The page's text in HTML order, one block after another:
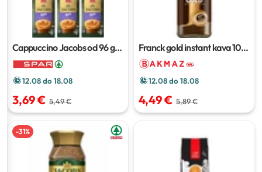
Cappuccino Jacobsod 96 g
do 132 g
12.08 do 18.08
3,69 € 5,49 €
Franck gold instant kava100
g
12.08 do 18.08
4,49 € 5,89 €
-31%